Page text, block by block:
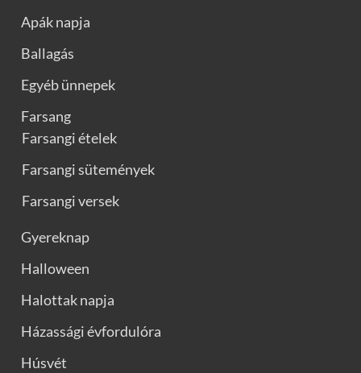
Apák napja
Ballagás
Egyéb ünnepek
Farsang
Farsangi ételek
Farsangi sütemények
Farsangi versek
Gyereknap
Halloween
Halottak napja
Házassági évfordulóra
Húsvét